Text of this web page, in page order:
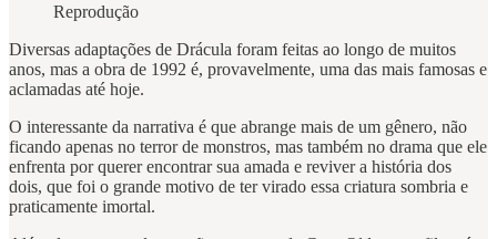
Reprodução
Diversas adaptações de Drácula foram feitas ao longo de muitos
anos, mas a obra de 1992 é, provavelmente, uma das mais famosas e
aclamadas até hoje.
O interessante da narrativa é que abrange mais de um gênero, não
ficando apenas no terror de monstros, mas também no drama que ele
enfrenta por querer encontrar sua amada e reviver a história dos
dois, que foi o grande motivo de ter virado essa criatura sombria e
praticamente imortal.